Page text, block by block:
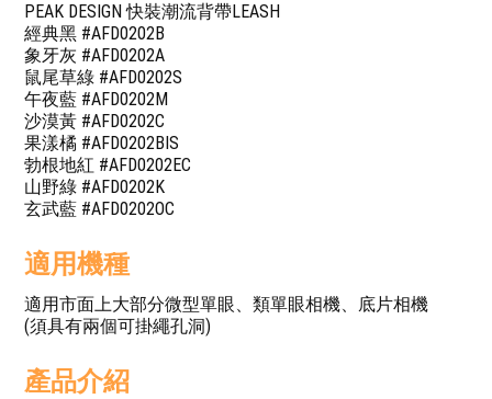
PEAK DESIGN 快裝潮流背帶LEASH
經典黑 #AFD0202B
象牙灰 #AFD0202A
鼠尾草綠 #AFD0202S
午夜藍 #AFD0202M
沙漠黃 #AFD0202C
果漾橘 #AFD0202BIS
勃根地紅 #AFD0202EC
山野綠 #AFD0202K
玄武藍 #AFD0202OC
適用機種
適用市面上大部分微型單眼、類單眼相機、底片相機
(須具有兩個可掛繩孔洞)
產品介紹